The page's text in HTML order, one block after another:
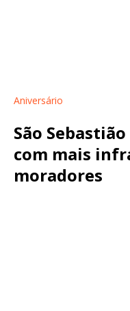
Aniversário
São
com mais
moradores